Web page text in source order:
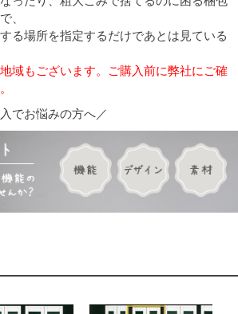
、
る場所を指定するだけであとは見ている
域もございます。ご購入前に弊社にご確
でお悩みの方へ／